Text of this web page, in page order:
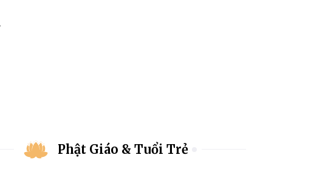
Phật Giáo & Tuổi Trẻ